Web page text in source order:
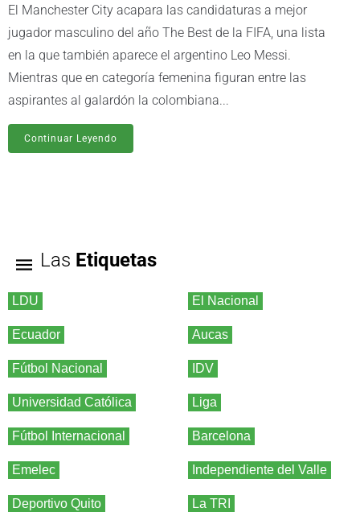
El Manchester City acapara las candidaturas a mejor
jugador masculino del año The Best de la FIFA, una lista
en la que también aparece el argentino Leo Messi.
Mientras que en categoría femenina figuran entre las
aspirantes al galardón la colombiana...
Continuar Leyendo
Las Etiquetas
LDU El Nacional
Ecuador Aucas
Fútbol Nacional IDV
Universidad Católica Liga
Fútbol Internacional Barcelona
Emelec Independiente del Valle
Deportivo Quito La TRI